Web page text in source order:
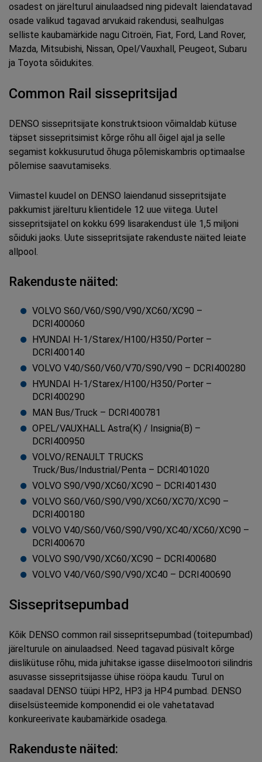
osadest on järelturul ainulaadsed ning pidevalt laiendatavad
osade valikud tagavad arvukaid rakendusi, sealhulgas
selliste kaubamärkide nagu Citroën, Fiat, Ford, Land Rover,
Mazda, Mitsubishi, Nissan, Opel/Vauxhall, Peugeot, Subaru
ja Toyota sõidukites.
Common Rail sissepritsijad
DENSO sissepritsijate konstruktsioon võimaldab kütuse
täpset sissepritsimist kõrge rõhu all õigel ajal ja selle
segamist kokkusurutud õhuga põlemiskambris optimaalse
põlemise saavutamiseks.
Viimastel kuudel on DENSO laiendanud sissepritsijate
pakkumist järelturu klientidele 12 uue viitega. Uutel
sissepritsijatel on kokku 699 lisarakendust üle 1,5 miljoni
sõiduki jaoks. Uute sissepritsijate rakenduste näited leiate
allpool.
Rakenduste näited:
VOLVO S60/V60/S90/V90/XC60/XC90 –
DCRI400060
HYUNDAI H-1/Starex/H100/H350/Porter –
DCRI400140
VOLVO V40/S60/V60/V70/S90/V90 – DCRI400280
HYUNDAI H-1/Starex/H100/H350/Porter –
DCRI400290
MAN Bus/Truck – DCRI400781
OPEL/VAUXHALL Astra(K) / Insignia(B) –
DCRI400950
VOLVO/RENAULT TRUCKS
Truck/Bus/Industrial/Penta – DCRI401020
VOLVO S90/V90/XC60/XC90 – DCRI401430
VOLVO S60/V60/S90/V90/XC60/XC70/XC90 –
DCRI400180
VOLVO V40/S60/V60/S90/V90/XC40/XC60/XC90 –
DCRI400670
VOLVO S90/V90/XC60/XC90 – DCRI400680
VOLVO V40/V60/S90/V90/XC40 – DCRI400690
Sissepritsepumbad
Kõik DENSO common rail sissepritsepumbad (toitepumbad)
järelturule on ainulaadsed. Need tagavad püsivalt kõrge
diislikütuse rõhu, mida juhitakse igasse diiselmootori silindris
asuvasse sissepritsijasse ühise rööpa kaudu. Turul on
saadaval DENSO tüüpi HP2, HP3 ja HP4 pumbad. DENSO
diiselsüsteemide komponendid ei ole vahetatavad
konkureerivate kaubamärkide osadega.
Rakenduste näited: